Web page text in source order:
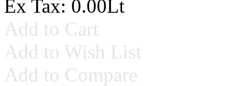
Ex Tax: 0.00Lt
Add to Cart
Add to Wish List
Add to Compare